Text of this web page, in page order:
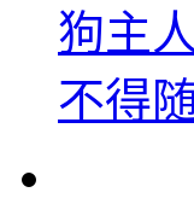
狗主
不得